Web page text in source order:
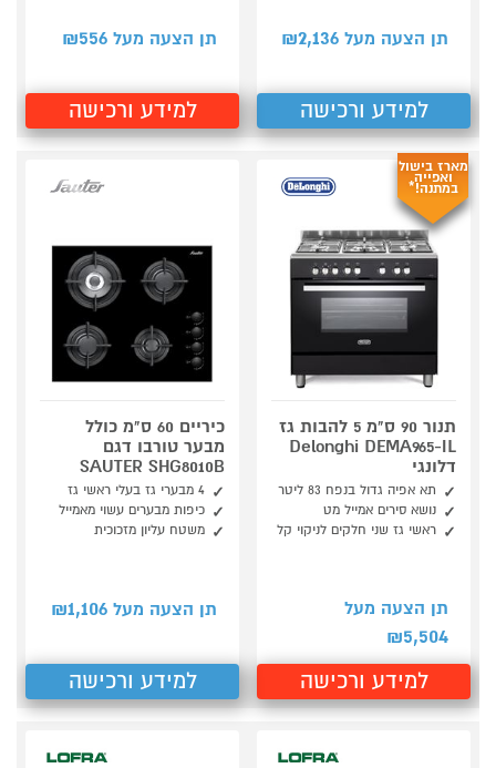
תן הצעה מעל ₪ 2,136
למידע ורכישה
תן הצעה מעל ₪ 556
למידע ורכישה
מארז בישול
ואפייה
במתנה!*
תנור 90 ס"מ 5 להבות גז
Delonghi DEMA965-IL
דלונגי
תא אפיה גדול בנפח 83 ליטר
נושא סירים אמייל מט
ראשי גז שני חלקים לניקוי קל
תן הצעה מעל
₪5,504
למידע ורכישה
כיריים 60 ס"מ כולל
מבער טורבו דגם
SAUTER SHG8010B
4 מבערי גז בעלי ראשי גז
כיפות מבערים עשוי מאמייל
משטח עליון מזכוכית
תן הצעה מעל ₪ 1,106
למידע ורכישה